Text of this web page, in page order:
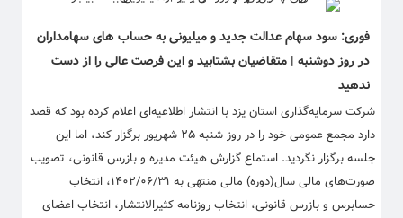
فوری: سود سهام عدالت جدید و میلیونی به حساب های سهامداران
در روز دوشنبه | متقاضیان بشتابید و این فرصت عالی را از دست
ندهید
شرکت سرمایه‌گذاری استان یزد با انتشار اطلاعیه‌ای اعلام کرده بود که قصد
دارد مجمع عمومی خود را در روز شنبه ۲۵ شهریور برگزار کند، اما این
جلسه برگزار نگردید. استماع گزارش هیئت مدیره و بازرس قانونی، تصویب
صورت‌های مالی سال(دوره) مالی منتهی به ۱۴۰۲/۰۶/۳۱، انتخاب
حسابرس و بازرس قانونی، انتخاب روزنامه کثیرالانتشار، انتخاب اعضای